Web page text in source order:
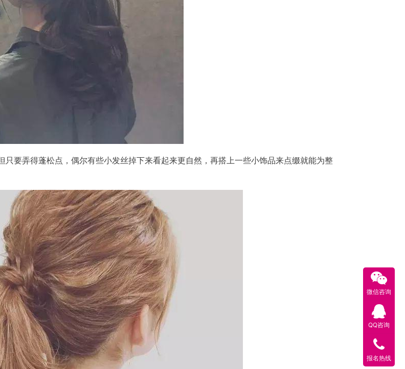
只要弄得蓬松点，偶尔有些小发丝掉下来看起来更自然，再搭上一些小饰品来点缀就能为整
微信咨询
QQ咨询
报名热线